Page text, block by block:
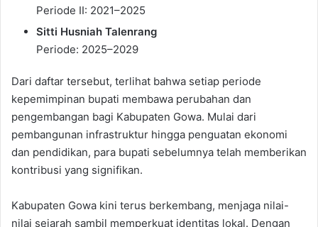
Periode II: 2021–2025
Sitti Husniah Talenrang
Periode: 2025–2029
Dari daftar tersebut, terlihat bahwa setiap periode
kepemimpinan bupati membawa perubahan dan
pengembangan bagi Kabupaten Gowa. Mulai dari
pembangunan infrastruktur hingga penguatan ekonomi
dan pendidikan, para bupati sebelumnya telah memberikan
kontribusi yang signifikan.
Kabupaten Gowa kini terus berkembang, menjaga nilai-
nilai sejarah sambil memperkuat identitas lokal. Dengan